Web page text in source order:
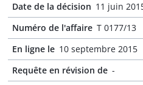
Date de la décision 11 juin
Numéro de l'affaire T 0177/13
En ligne le 10 septembre 2015
Requête en révision de -